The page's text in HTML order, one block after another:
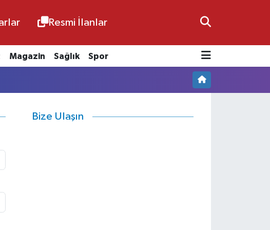
Resmi İlanlar
Magazin Sağlık Spor
Bize Ulaşın